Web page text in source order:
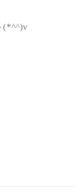
(*^^)v